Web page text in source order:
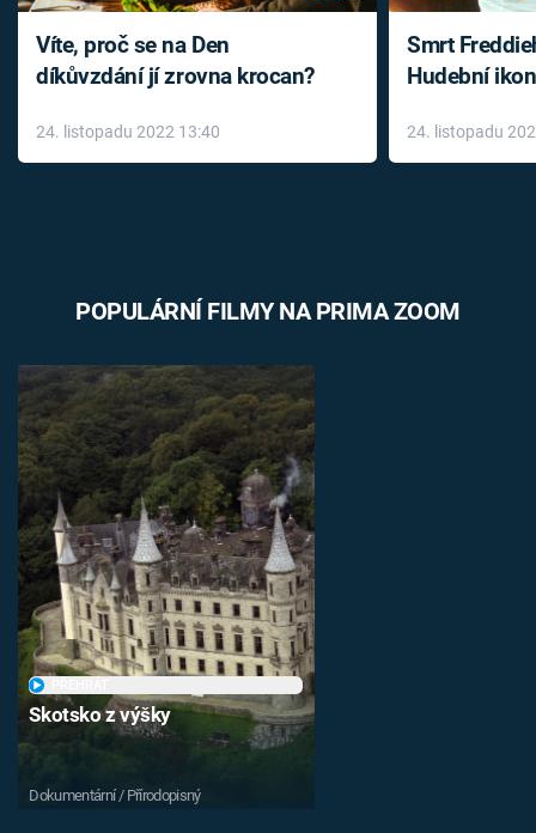
Víte, proč se na Den
díkůvzdání jí zrovna krocan?
24. listopadu 2022 13:40
Smrt
Hudební
léky
24. listopadu
POPULÁRNÍ FILMY NA PRIMA ZOOM
Skotsko z výšky
Dokumentární / Přírodopisný